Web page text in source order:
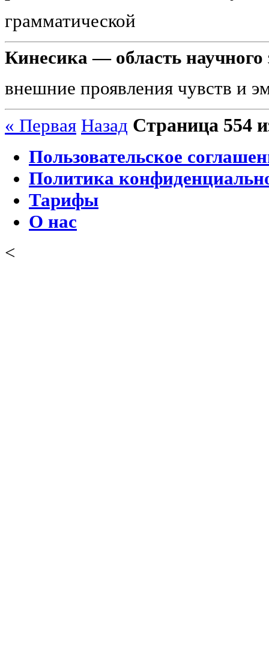
грамматической
Кинесика — область
внешние проявления чувств и
« Первая Назад Страница 554
Пользовательское
Политика
Тарифы
О нас
<